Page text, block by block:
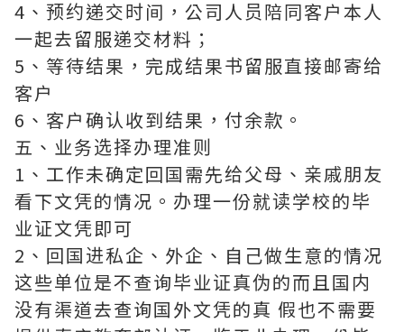
4、预约递交时间，公司人员陪同客户本人
一起去留服递交材料；
5、等待结果，完成结果书留服直接邮寄给
客户
6、客户确认收到结果，付余款。
五、业务选择办理准则
1、工作未确定回国需先给父母、亲戚朋友
看下文凭的情况。办理一份就读学校的毕
业证文凭即可
2、回国进私企、外企、自己做生意的情况
这些单位是不查询毕业证真伪的而且国内
没有渠道去查询国外文凭的真 假也不需要